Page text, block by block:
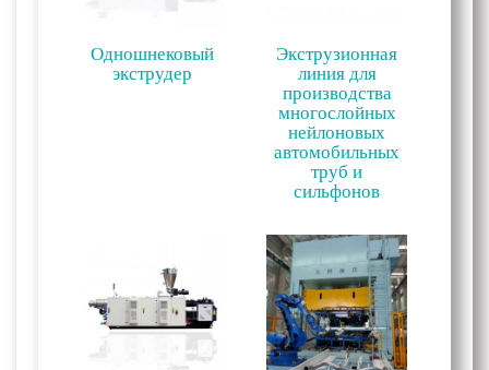
Одношнековый
экструдер
Экструзионная
линия для
производства
многослойных
нейлоновых
автомобильных
труб и
сильфонов